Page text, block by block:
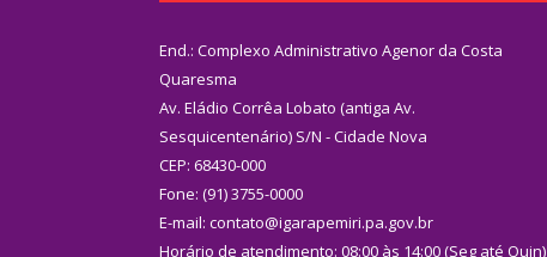
End.: Complexo Administrativo Agenor da Costa
Quaresma
Av. Eládio Corrêa Lobato (antiga Av.
Sesquicentenário) S/N - Cidade Nova
CEP: 68430-000
Fone: (91) 3755-0000
E-mail: contato@igarapemiri.pa.gov.br
Horário de atendimento: 08:00 às 14:00 (Seg até Quin)